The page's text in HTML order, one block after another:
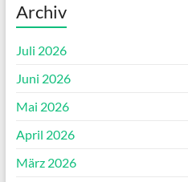
Archiv
Juli 2026
Juni 2026
Mai 2026
April 2026
März 2026